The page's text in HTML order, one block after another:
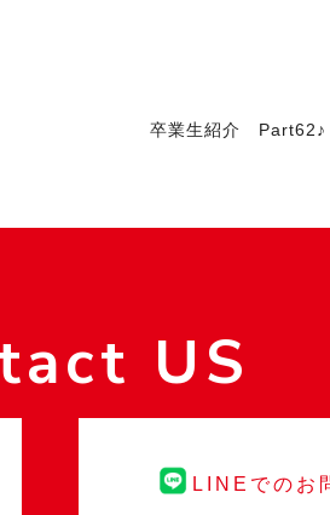
卒業生紹介 Part62♪
US
LINEでのお